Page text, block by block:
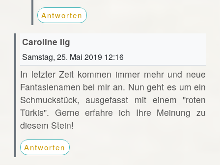
Antworten
Caroline Ilg
Samstag, 25. Mai 2019 12:16
In letzter Zeit kommen immer mehr und neue
Fantasienamen bei mir an. Nun geht es um ein
Schmuckstück, ausgefasst mit einem "roten
Türkis". Gerne erfahre ich Ihre Meinung zu
diesem Stein!
Antworten